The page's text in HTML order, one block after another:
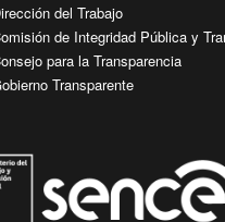
del Trabajo
de Integridad Pública y
para la Transparencia
Transparente